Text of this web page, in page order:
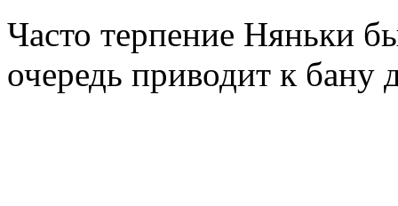
Часто терпение Няньки
очередь приводит к